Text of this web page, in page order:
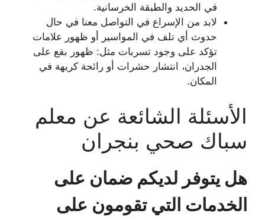
في الحديد والطبقة الخرسانية.
لابد من الإسراع في التواصل معنا في حال
حدوث أي تلف في المواسير أو ظهور علامات
تؤكد على وجود تسربات مثل: ظهور بقع على
الجدران، انتشار حشرات أو رائحة كريهة في
المكان.
الأسئلة الشائعة عن معلم
سباك صحي بنجران
هل يتوفر لديكم ضمان على
الخدمات التي تقومون على